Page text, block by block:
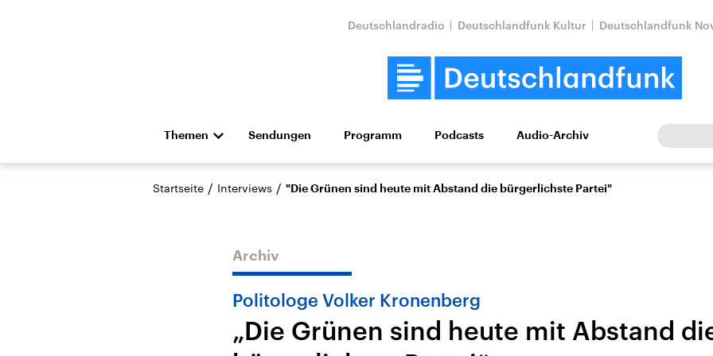
Deutschlandradio Deutschlandfunk Kultur Deutschlandfunk
Themen
Die Nachrichten Politik Wirtschaft Wissen Kultur Europa
Hörspiel und Feature Musik
Landtagswahl Sachsen-
Anhalt 2026
USA
Nahostkonflikt
Iran
Sendungen Programm Podcasts Audio-Archiv
Startseite / Interviews / "Die Grünen sind heute mit Abstand die bürgerlichste Partei"
Archiv
Politologe Volker Kronenberg
„Die Grünen sind heute mit Abstand